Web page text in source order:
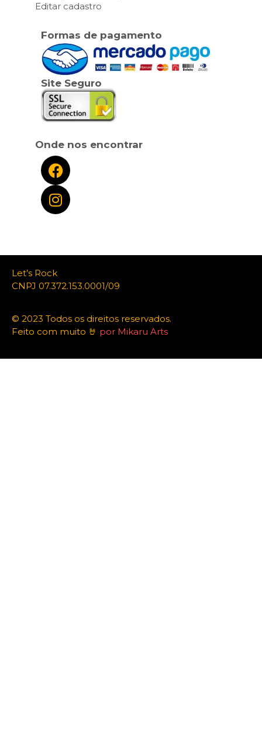
Editar cadastro
Formas de pagamento
Site Seguro
Onde nos encontrar
Let’s Rock
CNPJ 07.372.153.0001/09
© 2023 Todos os direitos reservados.
Feito com muito 🤘 por Mikaru Arts